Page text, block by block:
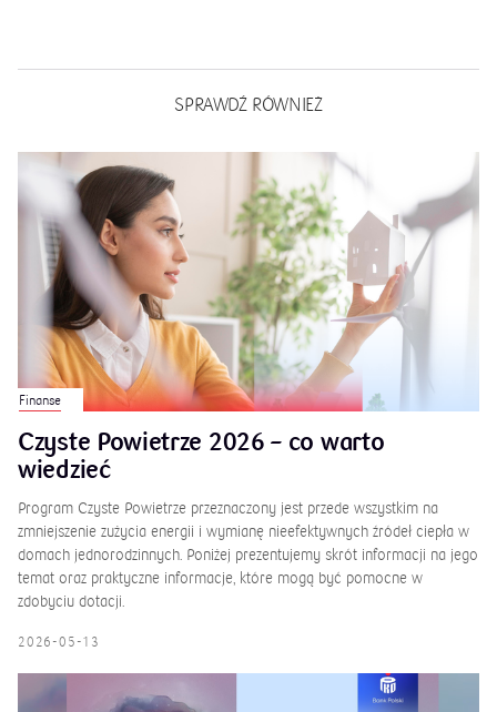
SPRAWDŹ RÓWNIEŻ
Finanse
Czyste Powietrze 2026 – co warto
wiedzieć
Program Czyste Powietrze przeznaczony jest przede wszystkim na
zmniejszenie zużycia energii i wymianę nieefektywnych źródeł ciepła w
domach jednorodzinnych. Poniżej prezentujemy skrót informacji na jego
temat oraz praktyczne informacje, które mogą być pomocne w
zdobyciu dotacji.
2026-05-13